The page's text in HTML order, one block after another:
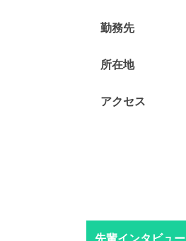
勤務先
所在地
アクセス
先輩インタビュー